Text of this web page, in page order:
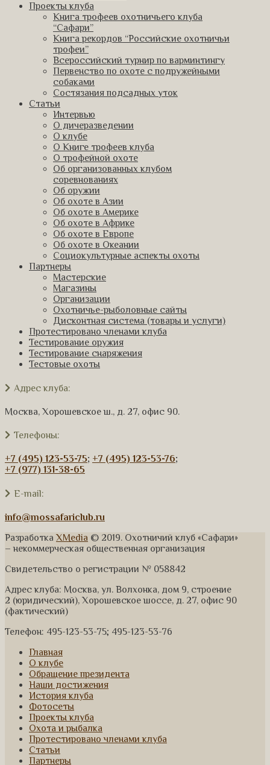
Проекты клуба
Книга трофеев охотничьего клуба
“Сафари”
Книга рекордов “Российские охотничьи
трофеи”
Всероссийский турнир по варминтингу
Первенство по охоте с подружейными
собаками
Состязания подсадных уток
Статьи
Интервью
О дичеразведении
О клубе
О Книге трофеев клуба
О трофейной охоте
Об организованных клубом
соревнованиях
Об оружии
Об охоте в Азии
Об охоте в Америке
Об охоте в Африке
Об охоте в Европе
Об охоте в Океании
Социокультурные аспекты охоты
Партнеры
Мастерские
Магазины
Организации
Охотничье-рыболовные сайты
Дисконтная система (товары и услуги)
Протестировано членами клуба
Тестирование оружия
Тестирование снаряжения
Тестовые охоты
Адрес клуба:
Москва, Хорошевское ш., д. 27, офис 90.
Телефоны:
+7 (495) 123-53-75; +7 (495) 123-53-76;
+7 (977) 131-38-65
E-mail:
info@mossafariclub.ru
Разработка XMedia © 2019. Охотничий клуб «Сафари»
– некоммерческая общественная организация
Свидетельство о регистрации № 058842
Адрес клуба: Москва, ул. Волхонка, дом 9, строение
2 (юридический), Хорошевское шоссе, д. 27, офис 90
(фактический)
Телефон: 495-123-53-75; 495-123-53-76
Главная
О клубе
Обращение президента
Наши достижения
История клуба
Фотосеты
Проекты клуба
Охота и рыбалка
Протестировано членами клуба
Статьи
Партнеры